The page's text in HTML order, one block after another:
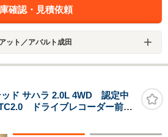
確認・見積依頼
ット／アバルト成田
ド サハラ 2.0L 4WD 認定中
ドライブレコーダー前
TVチューナー シー
ヒーター